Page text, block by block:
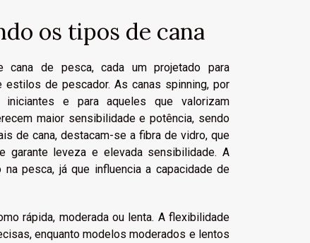
os tipos de cana
cana de pesca, cada um projetado para
de pescador. As canas spinning, por
e para aqueles que valorizam
maior sensibilidade e potência, sendo
de cana, destacam-se a fibra de vidro, que
garante leveza e elevada sensibilidade. A
pesca, já que influencia a capacidade de
rápida, moderada ou lenta. A flexibilidade
enquanto modelos moderados e lentos